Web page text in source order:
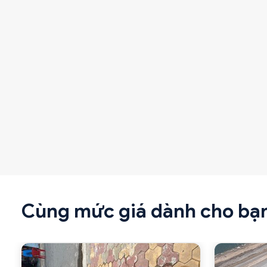
Cùng mức giá dành cho